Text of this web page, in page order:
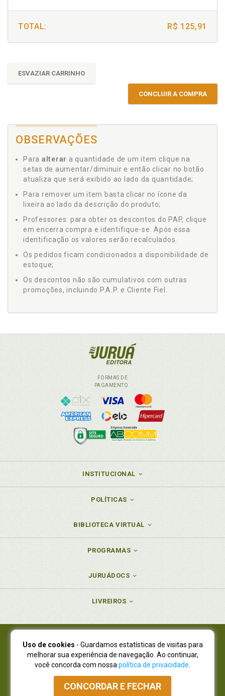
TOTAL: R$ 125,91
ESVAZIAR CARRINHO
CONCLUIR A COMPRA
OBSERVAÇÕES
Para alterar a quantidade de um item clique na
setas de aumentar/diminuir e então clicar no botão
atualiza que será exibido ao lado da quantidade;
Para remover um item basta clicar no ícone da
lixeira ao lado da descrição do produto;
Professores: para obter os descontos do PAP, clique
em encerra compra e identifique-se. Após essa
identificação os valores serão recalculados.
Os pedidos ficam condicionados a disponibilidade de
estoque;
Os descontos não são cumulativos com outras
promoções, incluindo P.A.P. e Cliente Fiel.
FORMAS DE
PAGAMENTO
INSTITUCIONAL
POLÍTICAS
BIBLIOTECA VIRTUAL
PROGRAMAS
JURUÁDOCS
LIVREIROS
Juruá Editora Ltda., CNPJ 77.535.508/0001-19
Juruá Informática Ltda., CNPJ 01.701.561/0001-80
NOVO ENDEREÇO:R. Flávio Dallegrave, 7665, São Lourenço |
Curitiba - Paraná - CEP 82210-310
Atendimento: (41) 4009-3900|Vendas Atacado: (41) 4009-3939
Uso de cookies - Guardamos estatísticas de visitas para
melhorar sua experiência de navegação. Ao continuar,
você concorda com nossa política de privacidade
CONCORDAR E FECHAR